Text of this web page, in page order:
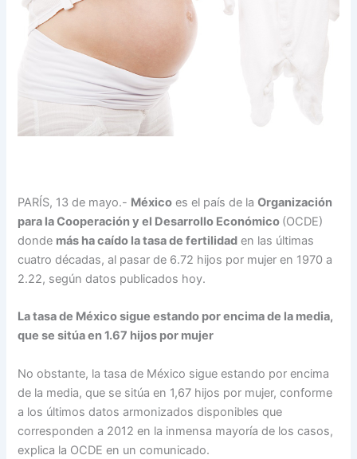
PARÍS, 13 de mayo.- México es el país de laOrganización
para la Cooperación y el Desarrollo Económico (OCDE)
donde más ha caído la tasa de fertilidad en las últimas
cuatro décadas, al pasar de 6.72 hijos por mujer en 1970 a
2.22, según datos publicados hoy.
La tasa de México sigue estando por encima de la media,
que se sitúa en 1.67 hijos por mujer
No obstante, la tasa de México sigue estando por encima
de la media, que se sitúa en 1,67 hijos por mujer, conforme
a los últimos datos armonizados disponibles que
corresponden a 2012 en la inmensa mayoría de los casos,
explica la OCDE en un comunicado.